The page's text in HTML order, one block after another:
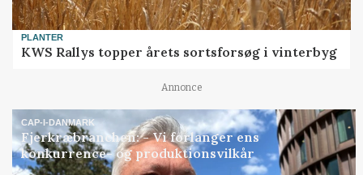
PLANTER
KWS Rallys topper årets sortsforsøg i vinterbyg
Annonce
CAP-I-DANMARK
Fjerkræbranchen: - Vi forlanger ens
konkurrence- og produktionsvilkår